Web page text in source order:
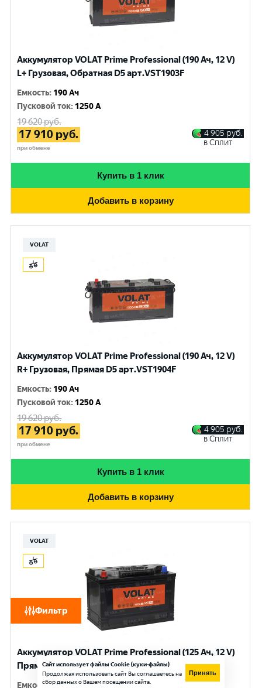
Фильтр
Аккумулятор VOLAT Prime Professional (190 Ач, 12 V)
L+ Грузовая, Обратная D5 арт.VST1903F
Емкость: 190 Ач
Пусковой ток: 1250 A
19 620руб.
17 910 руб.
при обмене
4 905 руб.
в Сплит
Купить в 1 клик
Добавить в корзину
VOLAT
Аккумулятор VOLAT Prime Professional (190 Ач, 12 V)
R+ Грузовая, Прямая D5 арт.VST1904F
Емкость: 190 Ач
Пусковой ток: 1250 A
19 620руб.
17 910 руб.
при обмене
4 905 руб.
в Сплит
Купить в 1 клик
Добавить в корзину
VOLAT
Аккумулятор VOLAT Prime Professional (125 Ач, 12 V)
Прямая, L+ D2 арт.VST1251
Емкость:125 Ач
Сайт использует файлы Cookie (куки-файлы)
Продолжая использовать сайт Вы соглашаетесь на
сбор данных о Вашем посещении сайта.
Принять